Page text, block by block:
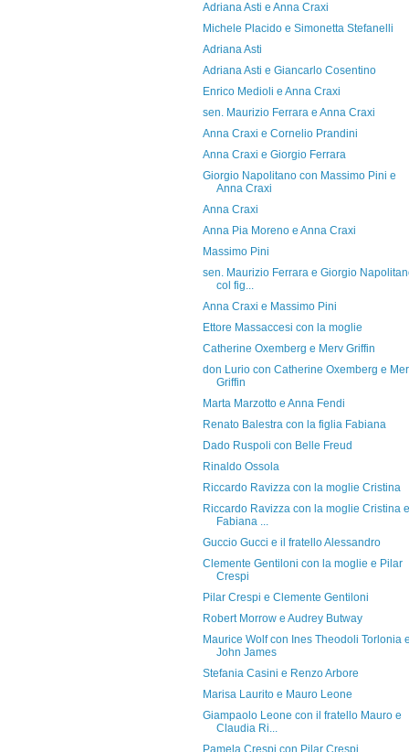
Adriana Asti e Anna Craxi
Michele Placido e Simonetta Stefanelli
Adriana Asti
Adriana Asti e Giancarlo Cosentino
Enrico Medioli e Anna Craxi
sen. Maurizio Ferrara e Anna Craxi
Anna Craxi e Cornelio Prandini
Anna Craxi e Giorgio Ferrara
Giorgio Napolitano con Massimo Pini e
Anna Craxi
Anna Craxi
Anna Pia Moreno e Anna Craxi
Massimo Pini
sen. Maurizio Ferrara e Giorgio
col fig...
Anna Craxi e Massimo Pini
Ettore Massaccesi con la moglie
Catherine Oxemberg e Merv Griffin
don Lurio con Catherine Oxemberg e
Griffin
Marta Marzotto e Anna Fendi
Renato Balestra con la figlia Fabiana
Dado Ruspoli con Belle Freud
Rinaldo Ossola
Riccardo Ravizza con la moglie Cristina
Riccardo Ravizza con la moglie Cristina e
Fabiana ...
Guccio Gucci e il fratello Alessandro
Clemente Gentiloni con la moglie e Pilar
Crespi
Pilar Crespi e Clemente Gentiloni
Robert Morrow e Audrey Butway
Maurice Wolf con Ines Theodoli Torlonia e
John James
Stefania Casini e Renzo Arbore
Marisa Laurito e Mauro Leone
Giampaolo Leone con il fratello Mauro e
Claudia Ri...
Pamela Crespi con Pilar Crespi